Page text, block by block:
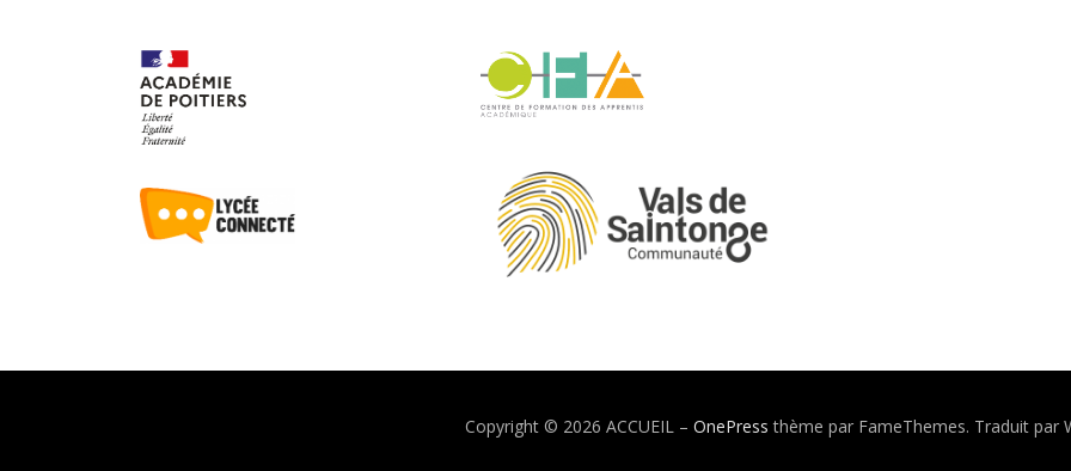
Copyright © 2026 ACCUEIL – OnePress thème par FameThemes. Traduit par